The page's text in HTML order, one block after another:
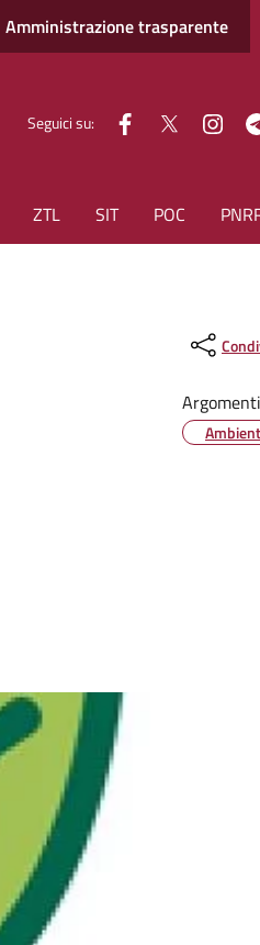
Amministrazione trasparente
Seguici su: facebook
Twitter
ZTL SIT POC
Argomenti